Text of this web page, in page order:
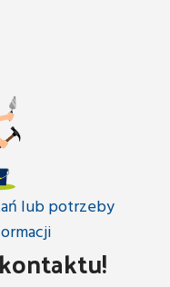
lub potrzeby